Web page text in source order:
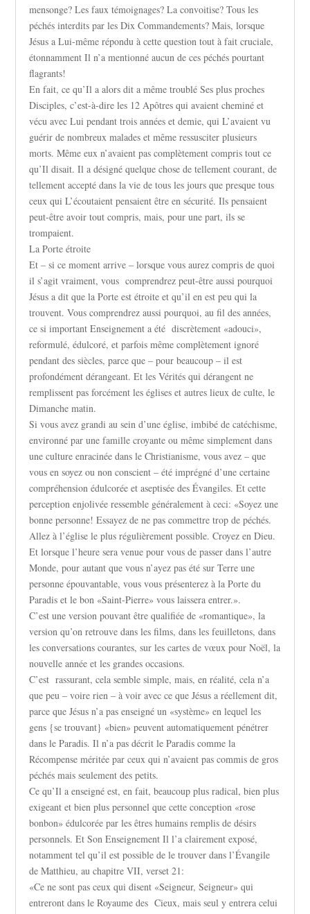
mensonge? Les faux témoignages? La convoitise? Tous les
péchés interdits par les Dix Commandements? Mais, lorsque
Jésus a Lui-même répondu à cette question tout à fait cruciale,
étonnamment Il n’a mentionné aucun de ces péchés pourtant
flagrants!
En fait, ce qu’Il a alors dit a même troublé Ses plus proches
Disciples, c’est-à-dire les 12 Apôtres qui avaient cheminé et
vécu avec Lui pendant trois années et demie, qui L’avaient vu
guérir de nombreux malades et même ressusciter plusieurs
morts. Même eux n’avaient pas complètement compris tout ce
qu’Il disait. Il a désigné quelque chose de tellement courant, de
tellement accepté dans la vie de tous les jours que presque tous
ceux qui L’écoutaient pensaient être en sécurité. Ils pensaient
peut-être avoir tout compris, mais, pour une part, ils se
trompaient.
La Porte étroite
Et – si ce moment arrive – lorsque vous aurez compris de quoi
il s’agit vraiment, vous comprendrez peut-être aussi pourquoi
Jésus a dit que la Porte est étroite et qu’il en est peu qui la
trouvent. Vous comprendrez aussi pourquoi, au fil des années,
ce si important Enseignement a été discrètement «adouci»,
reformulé, édulcoré, et parfois même complètement ignoré
pendant des siècles, parce que – pour beaucoup – il est
profondément dérangeant. Et les Vérités qui dérangent ne
remplissent pas forcément les églises et autres lieux de culte, le
Dimanche matin.
Si vous avez grandi au sein d’une église, imbibé de catéchisme,
environné par une famille croyante ou même simplement dans
une culture enracinée dans le Christianisme, vous avez – que
vous en soyez ou non conscient – été imprégné d’une certaine
compréhension édulcorée et aseptisée des Évangiles. Et cette
perception enjolivée ressemble généralement à ceci: «Soyez une
bonne personne! Essayez de ne pas commettre trop de péchés.
Allez à l’église le plus régulièrement possible. Croyez en Dieu.
Et lorsque l’heure sera venue pour vous de passer dans l’autre
Monde, pour autant que vous n’ayez pas été sur Terre une
personne épouvantable, vous vous présenterez à la Porte du
Paradis et le bon «Saint-Pierre» vous laissera entrer.».
C’est une version pouvant être qualifiée de «romantique», la
version qu’on retrouve dans les films, dans les feuilletons, dans
les conversations courantes, sur les cartes de vœux pour Noël, la
nouvelle année et les grandes occasions.
C’est rassurant, cela semble simple, mais, en réalité, cela n’a
que peu – voire rien – à voir avec ce que Jésus a réellement dit,
parce que Jésus n’a pas enseigné un «système» en lequel les
gens {se trouvant} «bien» peuvent automatiquement pénétrer
dans le Paradis. Il n’a pas décrit le Paradis comme la
Récompense méritée par ceux qui n’avaient pas commis de gros
péchés mais seulement des petits.
Ce qu’Il a enseigné est, en fait, beaucoup plus radical, bien plus
exigeant et bien plus personnel que cette conception «rose
bonbon» édulcorée par les êtres humains remplis de désirs
personnels. Et Son Enseignement Il l’a clairement exposé,
notamment tel qu’il est possible de le trouver dans l’Évangile
de Matthieu, au chapitre VII, verset 21:
«Ce ne sont pas ceux qui disent «Seigneur, Seigneur» qui
entreront dans le Royaume des Cieux, mais seul y entrera celui